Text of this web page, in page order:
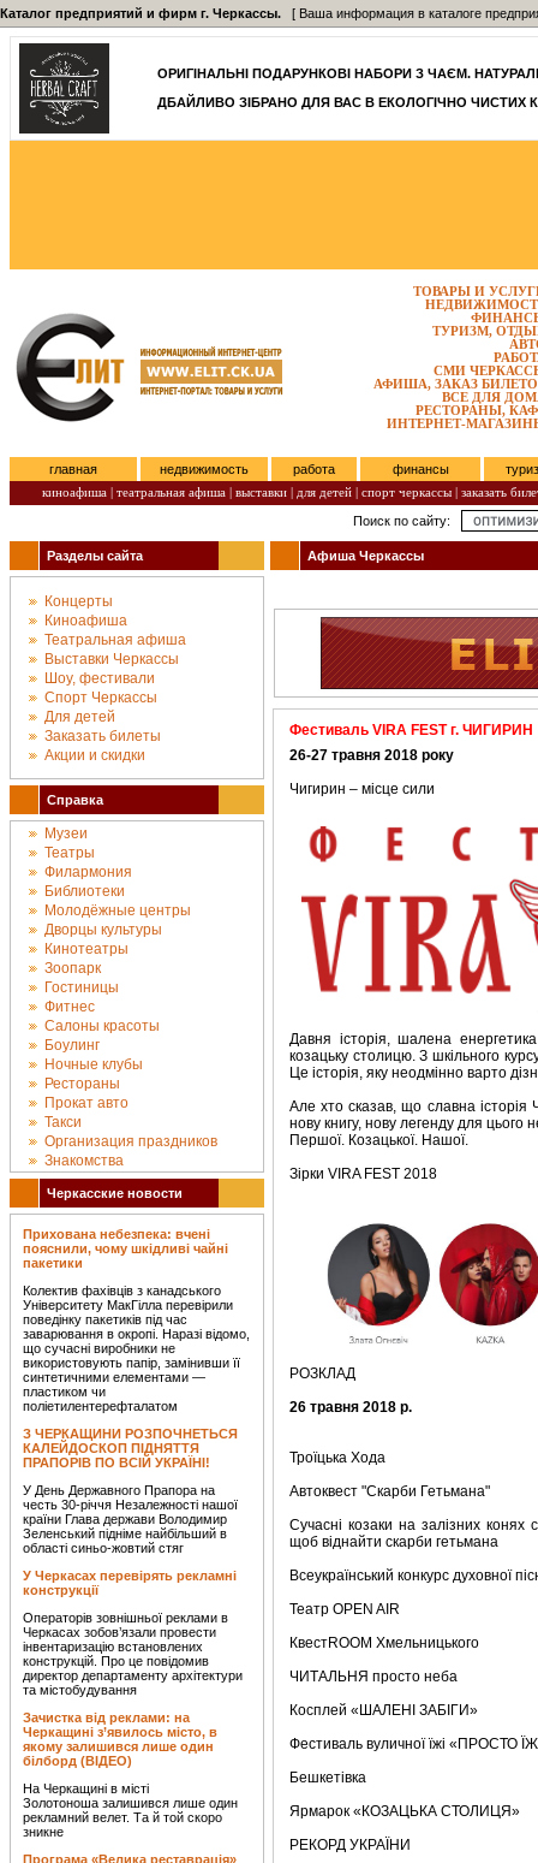
Каталог предприятий и фирм г. Черкассы. [ Ваша информация в каталоге
ОРИГІНАЛЬНІ ПОДАРУНКОВІ НАБОРИ З ЧАЄМ.
ДБАЙЛИВО ЗІБРАНО ДЛЯ ВАС В ЕКОЛОГІЧНО ЧИСТИХ
ТОВАРЫ И
ТУРИЗМ,
СМИ
АФИША, ЗАКАЗ
ВСЕ ДЛЯ
РЕСТОРАНЫ,
ИНТЕРНЕТ-
главная недвижимость работа финансы
киноафиша | театральная афиша | выставки | для детей | спорт черкассы | заказать
Поиск по сайту:
Разделы сайта
Концерты
Киноафиша
Театральная афиша
Выставки Черкассы
Шоу, фестивали
Спорт Черкассы
Для детей
Заказать билеты
Акции и скидки
Справка
Музеи
Театры
Филармония
Библиотеки
Молодёжные центры
Дворцы культуры
Кинотеатры
Зоопарк
Гостиницы
Фитнес
Салоны красоты
Боулинг
Ночные клубы
Рестораны
Прокат авто
Такси
Организация праздников
Знакомства
Черкасские новости
Прихована небезпека: вчені
пояснили, чому шкідливі чайні
пакетики
Колектив фахівців з канадського
Університету МакГілла перевірили
поведінку пакетиків під час
заварювання в окропі. Наразі відомо,
що сучасні виробники не
використовують папір, замінивши її
синтетичними елементами —
пластиком чи
поліетилентерефталатом
З ЧЕРКАЩИНИ РОЗПОЧНЕТЬСЯ
КАЛЕЙДОСКОП ПІДНЯТТЯ
ПРАПОРІВ ПО ВСІЙ УКРАЇНІ!
У День Державного Прапора на
честь 30-річчя Незалежності нашої
країни Глава держави Володимир
Зеленський підніме найбільший в
області синьо-жовтий стяг
У Черкасах перевірять рекламні
конструкції
Операторів зовнішньої реклами в
Черкасах зобов’язали провести
інвентаризацію встановлених
конструкцій. Про це повідомив
директор департаменту архітектури
та містобудування
Зачистка від реклами: на
Черкащині з’явилось місто, в
якому залишився лише один
білборд (ВІДЕО)
На Черкащині в місті
Золотоноша залишився лише один
рекламний велет. Та й той скоро
зникне
Програма «Велика реставрація»
Афиша Черкассы
Фестиваль VIRA FEST г.
26-27 травня 2018 року
Чигирин – місце сили
Давня історія, шалена
козацьку столицю. З шкільного
Це історія, яку неодмінно варто
Але хто сказав, що славна історія
нову книгу, нову легенду для цього
Першої. Козацької. Нашої.
Зірки VIRA FEST 2018
РОЗКЛАД
26 травня 2018 р.
Троїцька Хода
Автоквест "Скарби Гетьмана"
Сучасні козаки на залізних
щоб віднайти скарби гетьмана
Всеукраїнський конкурс духовної
Театр OPEN AIR
КвестROOM Хмельницького
ЧИТАЛЬНЯ просто неба
Косплей «ШАЛЕНІ ЗАБІГИ»
Фестиваль вуличної їжі «ПРОСТО
Бешкетівка
Ярмарок «КОЗАЦЬКА СТОЛИЦЯ»
РЕКОРД УКРАЇНИ